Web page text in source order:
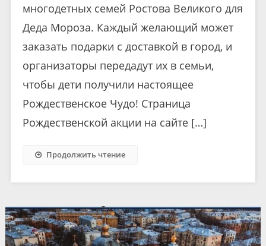
многодетных семей Ростова Великого для
Деда Мороза. Каждый желающий может
заказать подарки с доставкой в город, и
организаторы передадут их в семьи,
чтобы дети получили настоящее
Рождественское Чудо! Страница
Рождественской акции на сайте […]
Продолжить чтение